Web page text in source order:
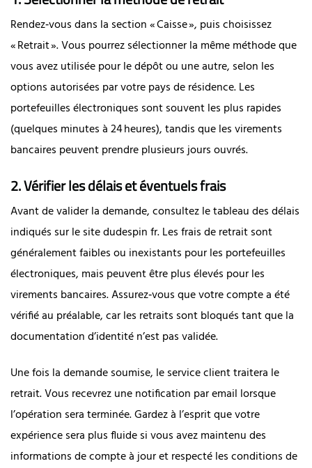
Rendez‑vous dans la section « Caisse », puis choisissez
« Retrait ». Vous pourrez sélectionner la même méthode que
vous avez utilisée pour le dépôt ou une autre, selon les
options autorisées par votre pays de résidence. Les
portefeuilles électroniques sont souvent les plus rapides
(quelques minutes à 24 heures), tandis que les virements
bancaires peuvent prendre plusieurs jours ouvrés.
2. Vérifier les délais et éventuels frais
Avant de valider la demande, consultez le tableau des délais
indiqués sur le site dudespin fr. Les frais de retrait sont
généralement faibles ou inexistants pour les portefeuilles
électroniques, mais peuvent être plus élevés pour les
virements bancaires. Assurez‑vous que votre compte a été
vérifié au préalable, car les retraits sont bloqués tant que la
documentation d’identité n’est pas validée.
Une fois la demande soumise, le service client traitera le
retrait. Vous recevrez une notification par email lorsque
l’opération sera terminée. Gardez à l’esprit que votre
expérience sera plus fluide si vous avez maintenu des
informations de compte à jour et respecté les conditions de